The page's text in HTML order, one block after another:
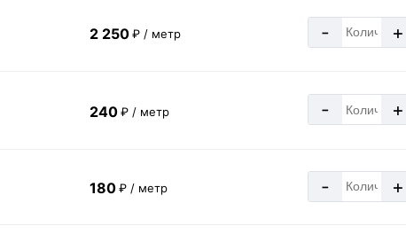
2 250 ₽ / метр - +
240 ₽ / метр - +
180 ₽ / метр - +